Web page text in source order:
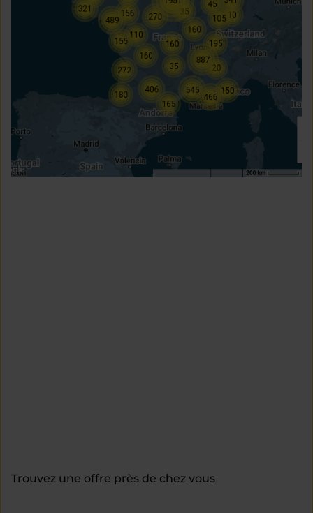
Trouvez une offre près de chez vous